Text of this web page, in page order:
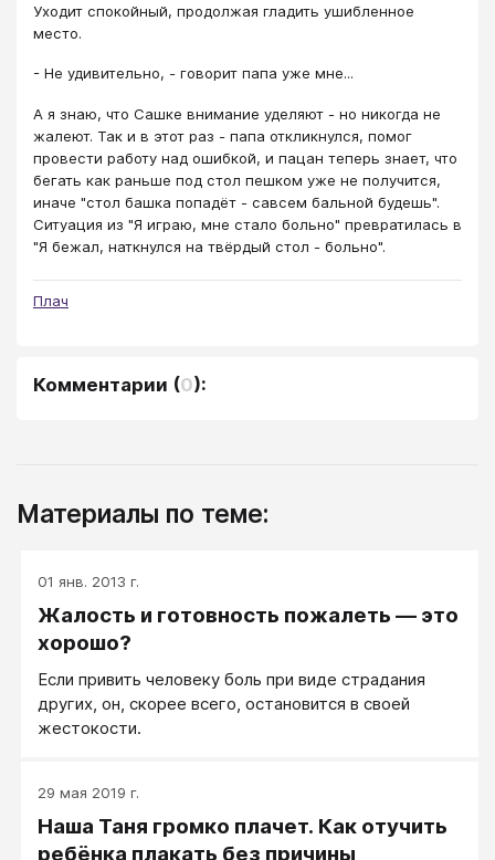
Уходит спокойный, продолжая гладить ушибленное
место.
- Не удивительно, - говорит папа уже мне...
А я знаю, что Сашке внимание уделяют - но никогда не
жалеют. Так и в этот раз - папа откликнулся, помог
провести работу над ошибкой, и пацан теперь знает, что
бегать как раньше под стол пешком уже не получится,
иначе "стол башка попадёт - савсем бальной будешь".
Ситуация из "Я играю, мне стало больно" превратилась в
"Я бежал, наткнулся на твёрдый стол - больно".
Плач
Комментарии (0):
Материалы по теме:
01 янв. 2013 г.
Жалость и готовность пожалеть — это
хорошо?
Если привить человеку боль при виде страдания
других, он, скорее всего, остановится в своей
жестокости.
29 мая 2019 г.
Наша Таня громко плачет. Как отучить
ребёнка плакать без причины